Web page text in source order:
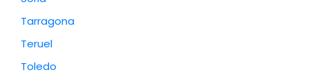
Tarragona
Teruel
Toledo